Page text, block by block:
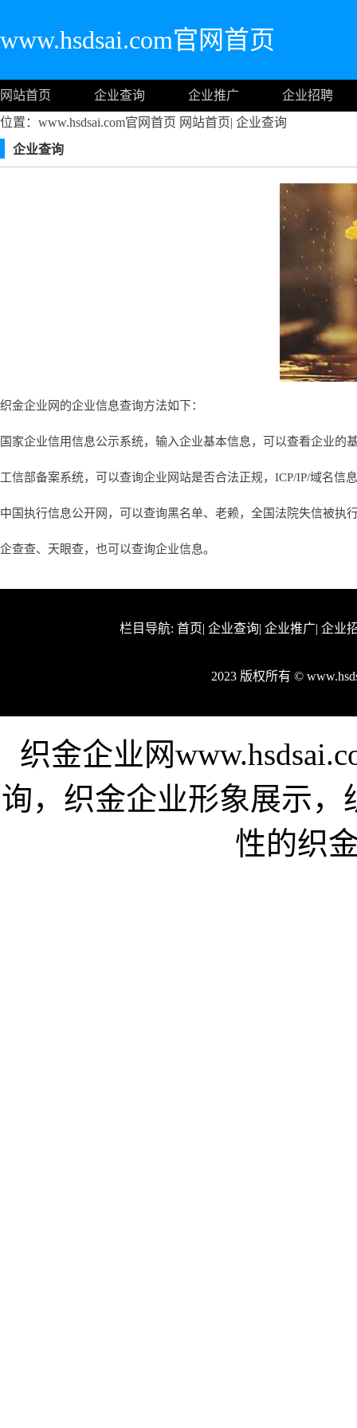
www.hsdsai.com官网首页
网站首页 企业查询 企业推广
企业招聘
位置：www.hsdsai.com官网首页 网站首页| 企业查询
企业查询
织金企业网的企业信息查询方法如下：
国家企业信用信息公示系统，输入企业基本信息，可以查看企业的
工信部备案系统，可以查询企业网站是否合法正规，ICP/IP/域名信
中国执行信息公开网，可以查询黑名单、老赖，全国法院失信被执
企查查、天眼查，也可以查询企业信息。
栏目导航: 首页| 企业查询| 企业推广| 企业
2023 版权所有 ©
织金企业网
询，织金企业形象展示
性的织